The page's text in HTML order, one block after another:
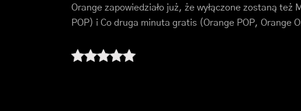
Orange zapowiedziało już, że wyłączone zostaną też
POP) i Co druga minuta gratis (Orange POP, Orange